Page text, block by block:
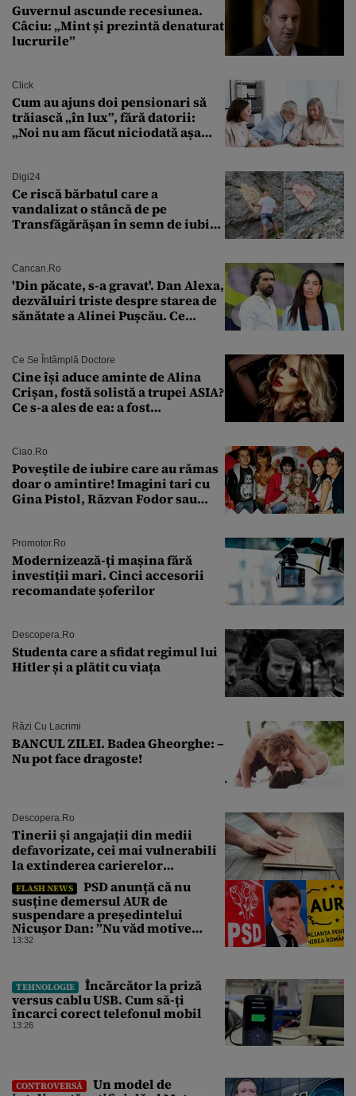
Guvernul ascunde recesiunea.
Câciu: „Mint și prezintă denaturat
lucrurile”
Click
Cum au ajuns doi pensionari să
trăiască „în lux”, fără datorii:
„Noi nu am făcut niciodată așa
Digi24
Ce riscă bărbatul care a
vandalizat o stâncă de pe
Transfăgărășan în semn de iubire
Cancan.ro
'Din păcate, s-a gravat'. Dan Alexa,
dezvăluiri triste despre starea de
sănătate a Alinei Pușcău. Ce
Ce Se Întâmplă Doctore
Cine își aduce aminte de Alina
Crișan, fostă solistă a trupei ASIA?
Ce s-a ales de ea: a fost
Ciao.ro
Poveştile de iubire care au rămas
doar o amintire! Imagini tari cu
Gina Pistol, Răzvan Fodor sau
Promotor.ro
Modernizează-ți mașina fără
investiții mari. Cinci accesorii
recomandate șoferilor
Descopera.ro
Studenta care a sfidat regimul lui
Hitler și a plătit cu viața
Râzi Cu Lacrimi
BANCUL ZILEI. Badea Gheorghe: –
Nu pot face dragoste!
Descopera.ro
Tinerii și angajații din medii
defavorizate, cei mai vulnerabili
la extinderea carierelor
profesionale
FLASH NEWS
PSD anunță că nu
susține demersul AUR de
suspendare a președintelui
Nicușor Dan: ”Nu văd motive
pentru care președintele ar trebui
13:32
TEHNOLOGIE
Încărcător la priză
versus cablu USB. Cum să-ți
încarci corect telefonul mobil
13:26
CONTROVERSĂ
Un model de